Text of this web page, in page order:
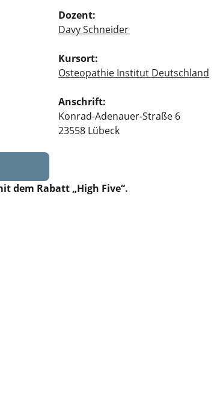
Dozent:
Davy Schneider
Kursort:
Osteopathie Institut Deutschland
Anschrift:
Konrad-Adenauer-Straße 6
23558 Lübeck
dem Rabatt „High Five“.